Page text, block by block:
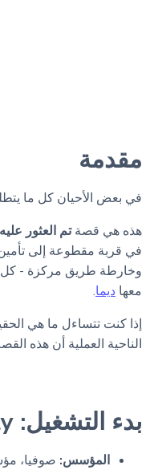
مقدمة
في بعض الأحيان كل ما
هذه هي قصةتم العثور عليه
في قربة مقطوعة إلى
وخارطة طريق مركزة -
معها ديما.
إذا كنت تتساءل ما هي
الناحية العملية أن هذه
بدء التشغيل: Foundly
المؤسس: صوفيا،